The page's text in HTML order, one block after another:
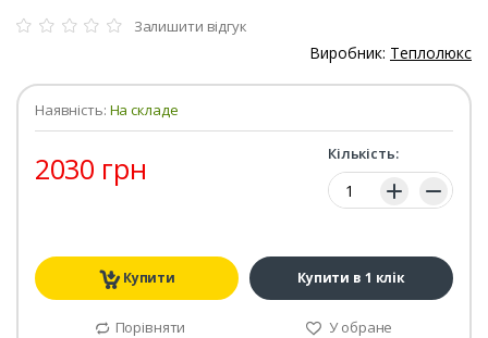
Залишити відгук
Виробник: Теплолюкс
Наявність: На складе
2030 грн Кількість:
Кількість:
Купити Купити в 1 клік
Порівняти У обране